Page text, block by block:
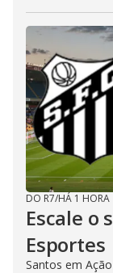
DO R7/HÁ 1 HORA
Escale o
Esportes
Santos em